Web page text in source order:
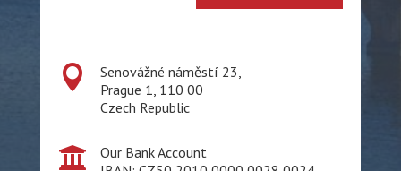

Senovážné náměstí 23,
Prague 1, 110 00
Czech Republic

Our Bank Account